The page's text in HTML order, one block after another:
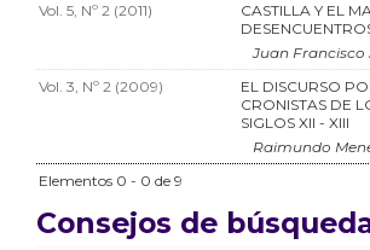
Vol. 5, Nº 2 (2011)
CASTILLA Y EL
Juan Francisco
Vol. 3, Nº 2 (2009)
EL DISCURSO
CRONISTAS DE
SIGLOS XII - XIII
Raimundo
Elementos 0 - 0 de 9
Consejos de